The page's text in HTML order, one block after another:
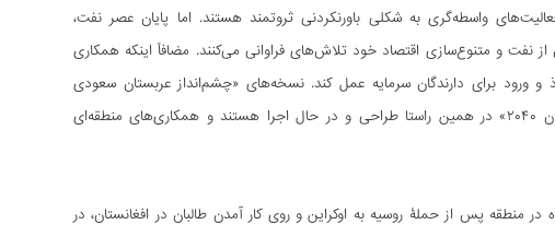
واسطه‌گری به شکلی باورنکردنی ثروتمند هستند. اما پایان عصر نفت،
از نفت و متنوع‌سازی اقتصاد خود تلاش‌های فراوانی می‌کنند. مضافاً اینکه همکاری
و ورود برای دارندگان سرمایه عمل کند. نسخه‌های «چشم‌انداز عربستان سعودی
۲۰۳۰»، «چشم‌انداز قطر ۲۰۳۰»، «چشم‌انداز اقتصادی بحرین ۲۰۳۰» و «چشم‌انداز عمان ۲۰۴۰» در همین راستا طراحی و در حال اجرا هستند و همکاری‌های منطقه‌ای
منطقه پس از حملۀ روسیه به اوکراین و روی کار آمدن طالبان در افغانستان، در